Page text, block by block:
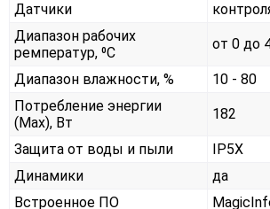
Датчики
Диапазон рабочих
ремператур, ⁰С
от 0 до
Диапазон влажности, %
10 - 80
Потребление энергии
(Max), Вт
182
Защита от воды и пыли
IP5X
Динамики
да
Встроенное ПО